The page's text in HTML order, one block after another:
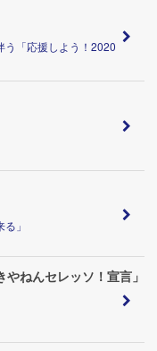
う「応援しよう！2020
」
やねんセレッソ！宣言」